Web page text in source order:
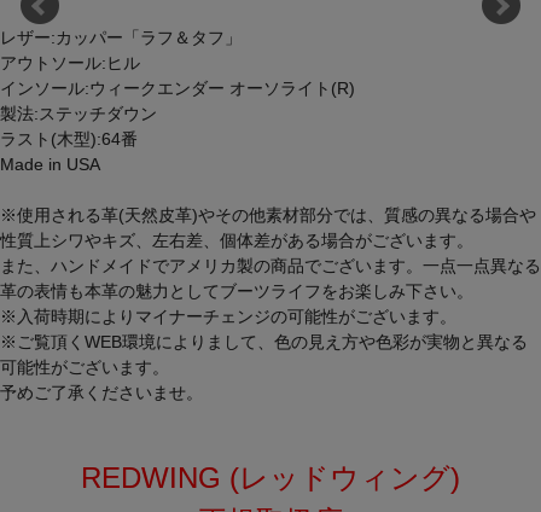
レザー:カッパー「ラフ＆タフ」
アウトソール:ヒル
インソール:ウィークエンダー オーソライト(R)
製法:ステッチダウン
ラスト(木型):64番
Made in USA
※使用される革(天然皮革)やその他素材部分では、質感の異なる場合や
性質上シワやキズ、左右差、個体差がある場合がございます。
また、ハンドメイドでアメリカ製の商品でございます。一点一点異なる
革の表情も本革の魅力としてブーツライフをお楽しみ下さい。
※入荷時期によりマイナーチェンジの可能性がございます。
※ご覧頂くWEB環境によりまして、色の見え方や色彩が実物と異なる
可能性がございます。
予めご了承くださいませ。
REDWING (レッドウィング)